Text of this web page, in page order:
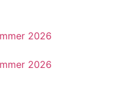
2026
2026